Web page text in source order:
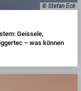
© Stefan Eck
Geissele,
– was können